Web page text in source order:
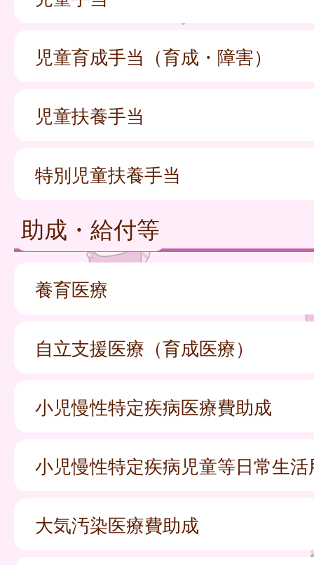
児童育成手当（育成・障害）
児童扶養手当
特別児童扶養手当
助成・給付等
養育医療
自立支援医療（育成医療）
小児慢性特定疾病医療費助成
小児慢性特定疾病児童等日常生
大気汚染医療費助成